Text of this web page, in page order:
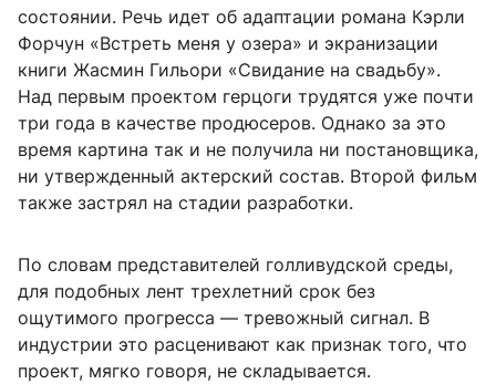
состоянии. Речь идет об адаптации романа Кэрли
Форчун «Встреть меня у озера» и экранизации
книги Жасмин Гильори «Свидание на свадьбу».
Над первым проектом герцоги трудятся уже почти
три года в качестве продюсеров. Однако за это
время картина так и не получила ни постановщика,
ни утвержденный актерский состав. Второй фильм
также застрял на стадии разработки.
По словам представителей голливудской среды,
для подобных лент трехлетний срок без
ощутимого прогресса — тревожный сигнал. В
индустрии это расценивают как признак того, что
проект, мягко говоря, не складывается.